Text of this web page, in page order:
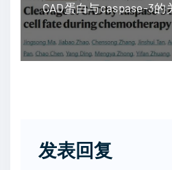
CAD蛋白与caspase-3的
发表回复